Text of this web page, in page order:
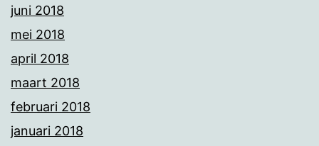
juni 2018
mei 2018
april 2018
maart 2018
februari 2018
januari 2018